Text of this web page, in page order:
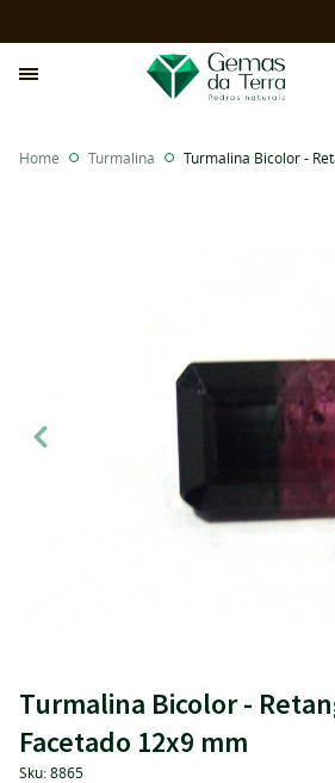
Home Turmalina Turmalina Bicolor -
Turmalina Bicolor -
Facetado 12x9 mm
Sku:8865